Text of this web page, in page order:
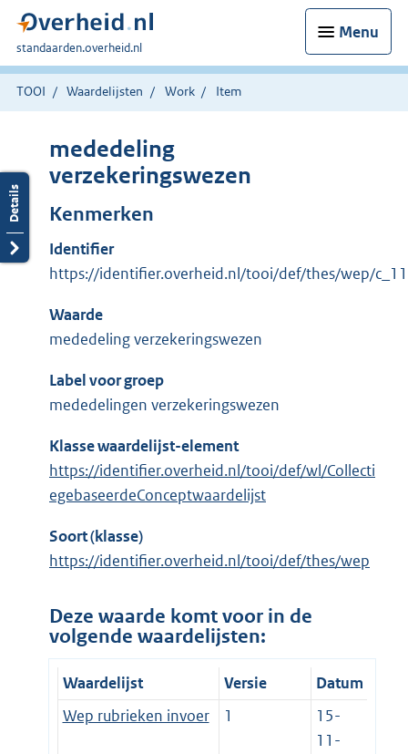
Menu
U
bent
hier:
standaarden.overheid.nl
TOOI Waardelijsten Work Item
mededeling
verzekeringswezen
Kenmerken
Identifier
https://identifier.overheid.nl/tooi/def/thes/wep/
Waarde
mededeling verzekeringswezen
Label voor groep
mededelingen verzekeringswezen
Klasse waardelijst-element
https://identifier.overheid.nl/tooi/def/wl/Collecti
egebaseerdeConceptwaardelijst
Soort (klasse)
https://identifier.overheid.nl/tooi/def/thes/wep
Deze waarde komt voor in de
volgende waardelijsten:
Waardelijst Versie
Datum
Wep rubrieken invoer
1
15-
11-